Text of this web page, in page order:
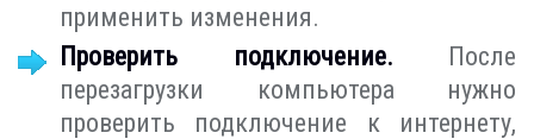
применить изменения.
Проверить подключение. После
перезагрузки компьютера нужно
проверить подключение к интернету,